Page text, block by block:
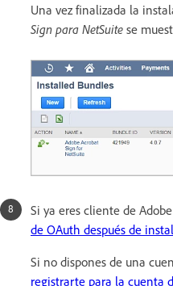
Una vez finalizada la
Sign para NetSuite se
Si ya eres cliente de
de OAuth después de
Si no dispones de una
registrarte para la cuenta